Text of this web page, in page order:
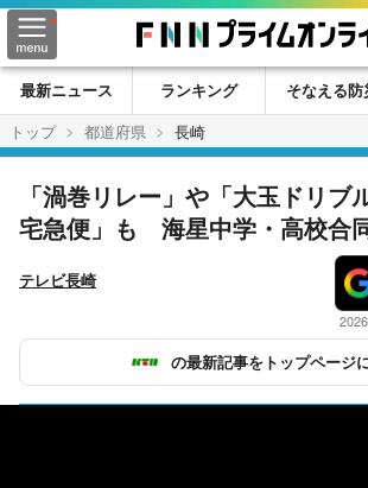
最新ニュース ランキング そなえる防
トップ
都道府県 長崎
「渦巻リレー」や「大玉ドリ
宅急便」も 海星中学・高校合
テレビ長崎
の最新記事をトップページ